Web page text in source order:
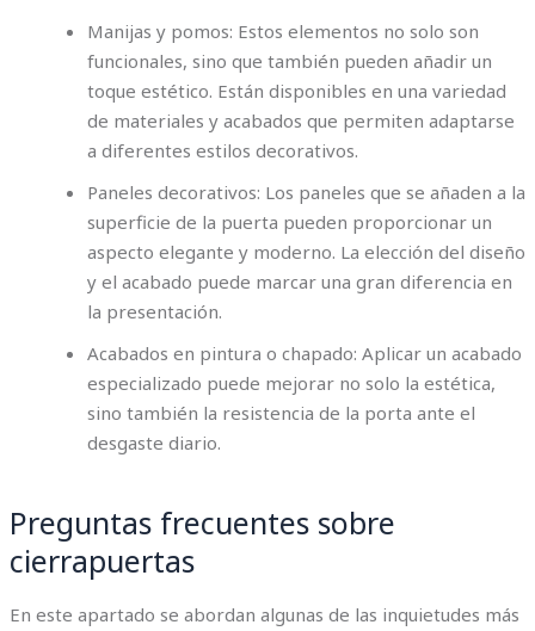
Manijas y pomos: Estos elementos no solo son
funcionales, sino que también pueden añadir un
toque estético. Están disponibles en una variedad
de materiales y acabados que permiten adaptarse
a diferentes estilos decorativos.
Paneles decorativos: Los paneles que se añaden a la
superficie de la puerta pueden proporcionar un
aspecto elegante y moderno. La elección del diseño
y el acabado puede marcar una gran diferencia en
la presentación.
Acabados en pintura o chapado: Aplicar un acabado
especializado puede mejorar no solo la estética,
sino también la resistencia de la porta ante el
desgaste diario.
Preguntas frecuentes sobre
cierrapuertas
En este apartado se abordan algunas de las inquietudes más